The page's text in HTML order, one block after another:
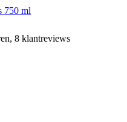
750 ml
8 klantreviews